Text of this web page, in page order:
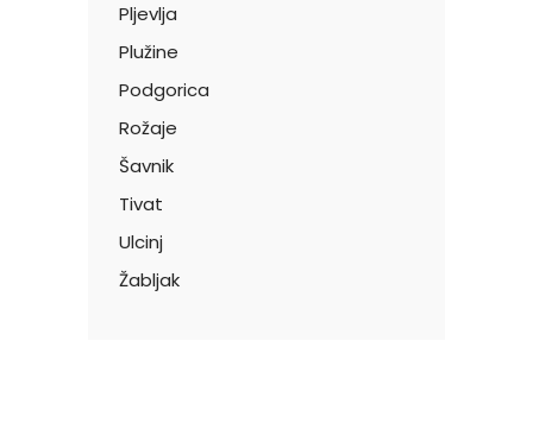
Pljevlja
Plužine
Podgorica
Rožaje
Šavnik
Tivat
Ulcinj
Žabljak